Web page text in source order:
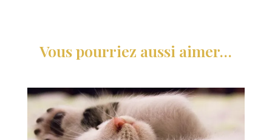
Vous pourriez aussi aimer…